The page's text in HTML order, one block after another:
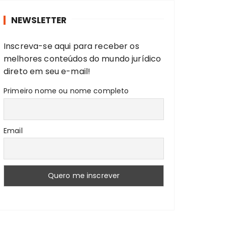
:
NEWSLETTER
Inscreva-se aqui para receber os
melhores conteúdos do mundo jurídico
direto em seu e-mail!
Primeiro nome ou nome completo
Email